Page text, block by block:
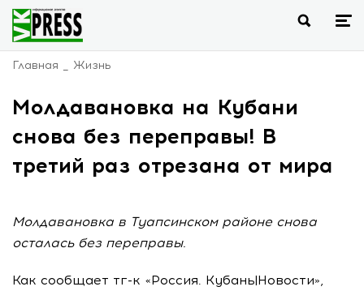
Главная Жизнь
Молдавановка на Кубани
снова без переправы! В
третий раз отрезана от мира
Молдавановка в Туапсинском районе снова
осталась без переправы.
Как сообщает тг-к «Россия. Кубань|Новости»,